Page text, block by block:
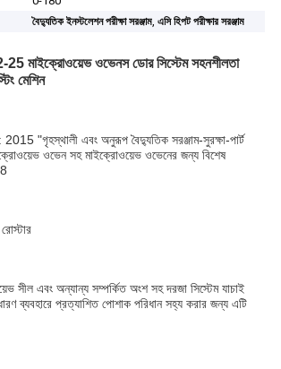
বৈদ্যুতিক ইনস্টলেশন পরীক্ষা সরঞ্জাম,এসি হিপট পরীক্ষার সরঞ্জাম
মাইক্রোওয়েভ ওভেনস ডোর সিস্টেম সহনশীলতা
মেশিন
"গৃহস্থালী এবং অনুরূপ বৈদ্যুতিক সরঞ্জাম-সুরক্ষা-পার্ট
ওভেন সহ মাইক্রোওয়েভ ওভেনের জন্য বিশেষ
সীল এবং অন্যান্য সম্পর্কিত অংশ সহ দরজা সিস্টেম যাচাই
ব্যবহারে প্রত্যাশিত পোশাক পরিধান সহ্য করার জন্য এটি